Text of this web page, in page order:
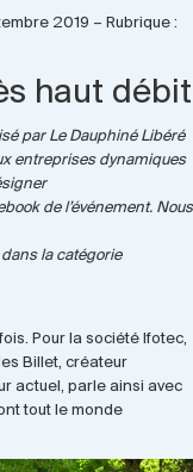
2019 – Rubrique :
haut débit
par Le Dauphiné Libéré
entreprises dynamiques
de l’événement. Nous
la catégorie
Pour la société Ifotec,
Billet, créateur
actuel, parle ainsi avec
tout le monde